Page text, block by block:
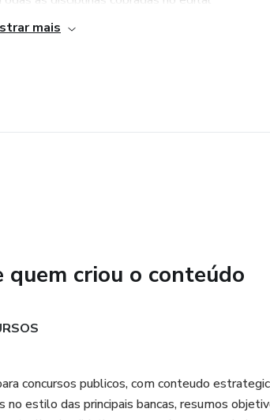
Grande!
mais
quem criou o conteúdo
concursos publicos, com conteudo
estilo das principais bancas, resumos